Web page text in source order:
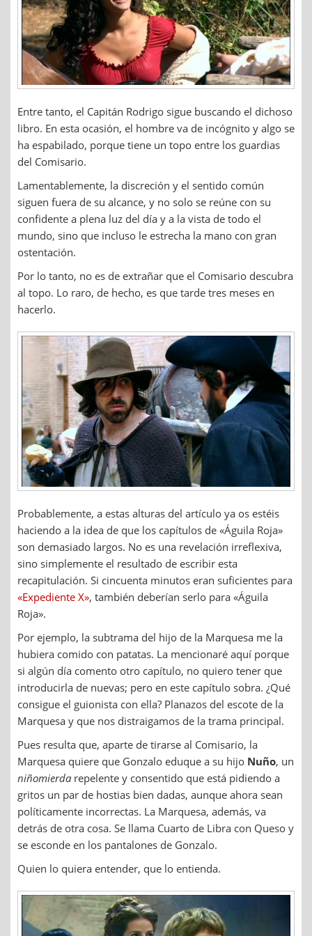
Entre tanto, el Capitán Rodrigo sigue buscando el dichoso
libro. En esta ocasión, el hombre va de incógnito y algo se
ha espabilado, porque tiene un topo entre los guardias
del Comisario.
Lamentablemente, la discreción y el sentido común
siguen fuera de su alcance, y no solo se reúne con su
confidente a plena luz del día y a la vista de todo el
mundo, sino que incluso le estrecha la mano con gran
ostentación.
Por lo tanto, no es de extrañar que el Comisario descubra
al topo. Lo raro, de hecho, es que tarde tres meses en
hacerlo.
Probablemente, a estas alturas del artículo ya os estéis
haciendo a la idea de que los capítulos de «Águila Roja»
son demasiado largos. No es una revelación irreflexiva,
sino simplemente el resultado de escribir esta
recapitulación. Si cincuenta minutos eran suficientes para
«Expediente X», también deberían serlo para «Águila
Roja».
Por ejemplo, la subtrama del hijo de la Marquesa me la
hubiera comido con patatas. La mencionaré aquí porque
si algún día comento otro capítulo, no quiero tener que
introducirla de nuevas; pero en este capítulo sobra. ¿Qué
consigue el guionista con ella? Planazos del escote de la
Marquesa y que nos distraigamos de la trama principal.
Pues resulta que, aparte de tirarse al Comisario, la
Marquesa quiere que Gonzalo eduque a su hijo Nuño, un
niñomierda repelente y consentido que está pidiendo a
gritos un par de hostias bien dadas, aunque ahora sean
políticamente incorrectas. La Marquesa, además, va
detrás de otra cosa. Se llama Cuarto de Libra con Queso y
se esconde en los pantalones de Gonzalo.
Quien lo quiera entender, que lo entienda.